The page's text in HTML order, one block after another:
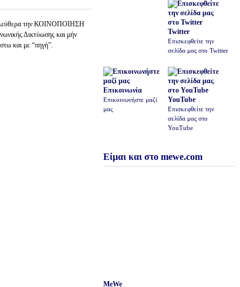
την ΚΟΙΝΟΠΟΙΗΣΗ
Δικτύωσης και μήν
και με “πηγή”.
Twitter
Επισκεφθείτε την
σελίδα μας στο Twitter
Επικοινωνία
Επικοινωνήστε μαζί
μας
YouTube
Επισκεφθείτε την
σελίδα μας στο
YouTube
Είμαι και στο mewe.com
MeWe